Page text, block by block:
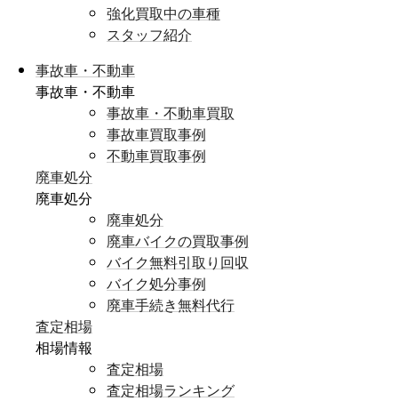
強化買取中の車種
スタッフ紹介
事故車・不動車
事故車・不動車
事故車・不動車買取
事故車買取事例
不動車買取事例
廃車処分
廃車処分
廃車処分
廃車バイクの買取事例
バイク無料引取り回収
バイク処分事例
廃車手続き無料代行
査定相場
相場情報
査定相場
査定相場ランキング